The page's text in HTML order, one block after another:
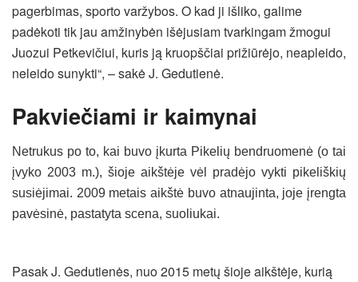
pagerbimas, sporto varžybos. O kad ji išliko, galime
padėkoti tik jau amžinybėn išėjusiam tvarkingam žmogui
Juozui Petkevičiui, kuris ją kruopščiai prižiūrėjo, neapleido,
neleido sunykti“, – sakė J. Gedutienė.
Pakviečiami ir kaimynai
Netrukus po to, kai buvo įkurta Pikelių bendruomenė (o tai
įvyko 2003 m.), šioje aikštėje vėl pradėjo vykti pikeliškių
susiėjimai. 2009 metais aikštė buvo atnaujinta, joje įrengta
pavėsinė, pastatyta scena, suoliukai.
Pasak J. Gedutienės, nuo 2015 metų šioje aikštėje, kurią